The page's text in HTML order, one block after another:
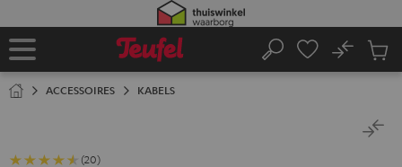
Home
Zoeken
No
ACCESSOIRES KABELS
(20)